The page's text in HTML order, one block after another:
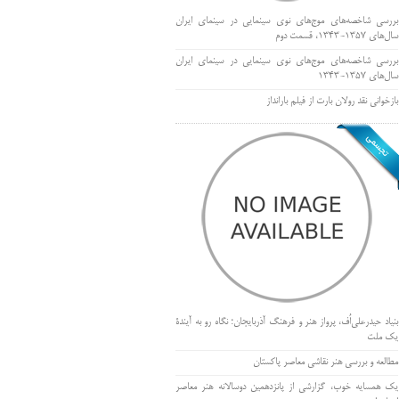
بررسی شاخصه‌های موج‌های نوی سینمایی در سینمای ایران
سال‌های 1357-1343، قسمت دوم
بررسی شاخصه‌های موج‌های نوی سینمایی در سینمای ایران
سال‌های 1357-1343
بازخوانی نقد رولان بارت از فیلم بارانداز
بنیاد حیدرعلی‌اُف، پرواز هنر و فرهنگ آذربایجان؛ نگاه رو به آیندۀ
یک ملت
مطالعه و بررسی هنر نقاشی معاصر پاکستان
یک همسایه خوب، گزارشی از پانزدهمین دوسالانه هنر معاصر